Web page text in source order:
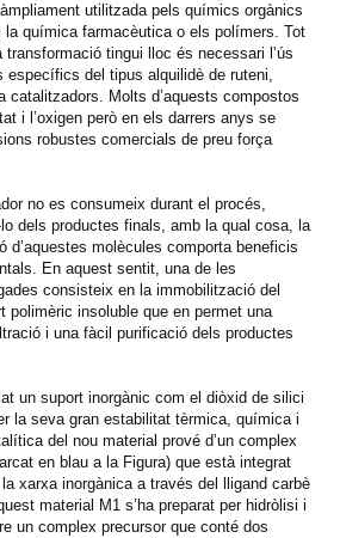
utilitzada pels químics orgànics
química farmacèutica o els polímers. Tot
tingui lloc és necessari l’ús
específics del tipus alquilidè de ruteni,
catalitzadors. Molts d’aquests compostos
i l’oxigen però en els darrers anys se
robustes comercials de preu força
no es consumeix durant el procés,
dels productes finals, amb la qual cosa, la
d’aquestes molècules comporta beneficis
En aquest sentit, una de les
consisteix en la immobilització del
polimèric insoluble que en permet una
i una fàcil purificació dels productes
un suport inorgànic com el diòxid de silici
la seva gran estabilitat tèrmica, química i
del nou material prové d’un complex
en blau a la Figura) que està integrat
xarxa inorgànica a través del lligand carbè
material M1 s’ha preparat per hidròlisi i
un complex precursor que conté dos